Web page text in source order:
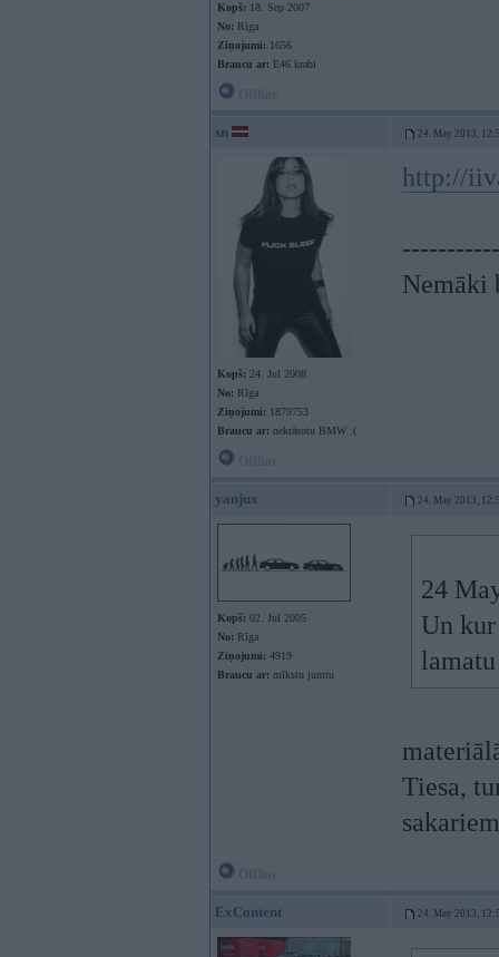
Kopš: 18. Sep 2007
No: Rīga
Ziņojumi: 1656
Braucu ar: E46 krabi
sn 24. May 2013,
Kopš: 24. Jul 2008
No: Rīga
Ziņojumi: 1879753
Braucu ar: nekrāsotu BMW :(
http://
Nemāki
yanjux 24. May 2013,
Kopš: 02. Jul 2005
No: Rīga
Ziņojumi: 4919
Braucu ar: mīkstu jumtu
24
Un
Tiesa,
ExContent 24. May 2013,